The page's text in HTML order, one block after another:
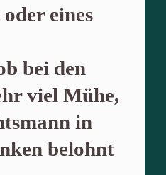
eines
bei den
viel Mühe,
in
belohnt